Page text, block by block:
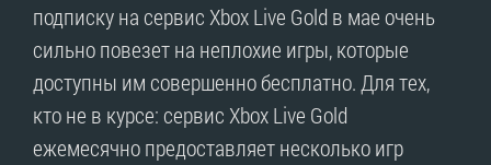
подписку на сервис Xbox Live Gold в мае очень
сильно повезет на неплохие игры, которые
доступны им совершенно бесплатно. Для тех,
кто не в курсе: сервис Xbox Live Gold
ежемесячно предоставляет несколько игр